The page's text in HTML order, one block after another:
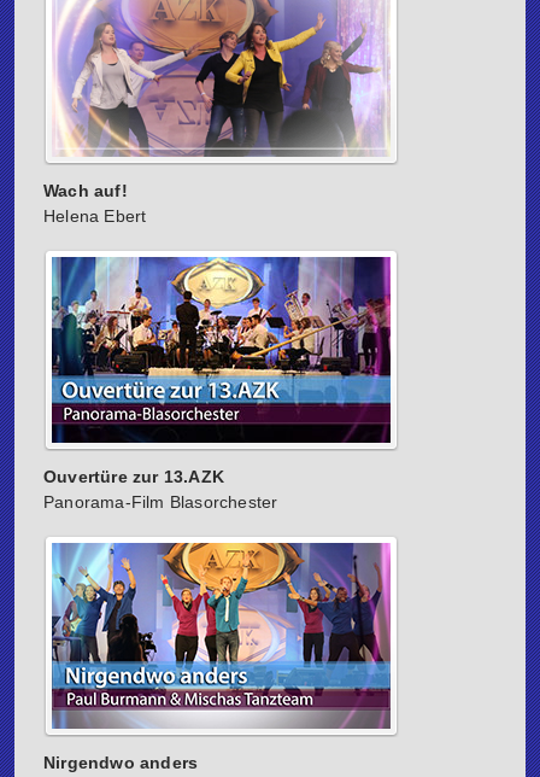
Wach auf!
Helena Ebert
Ouvertüre zur 13.AZK
Panorama-Film Blasorchester
Nirgendwo anders